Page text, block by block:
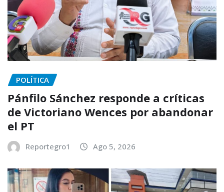
POLÍTICA
Pánfilo Sánchez responde a críticas
de Victoriano Wences por abandonar
el PT
Reportegro1 Ago 5, 2026